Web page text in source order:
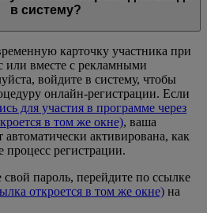
в систему?
карточку участника при
или вместе с рекламными
войдите в систему, чтобы
онлайн-регистрации. Если
для участия в программе через
в том же окне), ваша
автоматически активирована, как
процесс регистрации.
пароль, перейдите по ссылке
откроется в том же окне) на